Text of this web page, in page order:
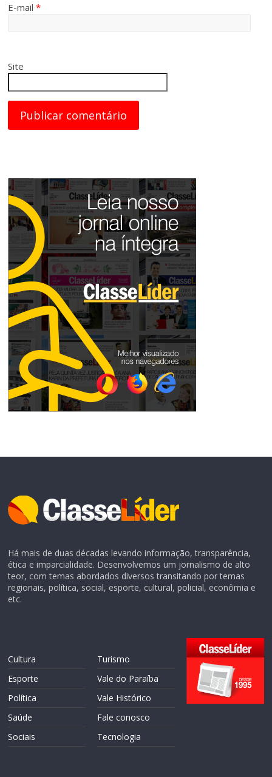
E-mail*
Site
Há mais de duas décadas levando informação, transparência,
ética e imparcialidade. Desenvolvemos um jornalismo de alto
teor, com temas abordados diversos transitando por temas
regionais, política, social, esporte, cultural, policial, econômia e
etc.
Cultura
Esporte
Política
Saúde
Sociais
Turismo
Vale do Paraíba
Vale Histórico
Fale conosco
Tecnologia